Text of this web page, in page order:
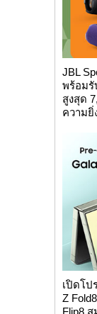
JBL
พร้อมรั
สูงสุด
ความ
เปิดโป
Z
Flip8